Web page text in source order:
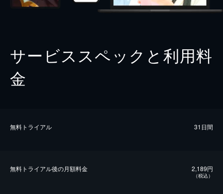
サービススペックと利用料
金
無料トライアル 31日間
無料トライアル後の⽉額料金 2,189円
（税込）